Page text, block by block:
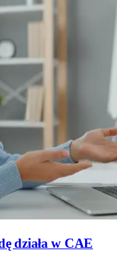
działa w CAE